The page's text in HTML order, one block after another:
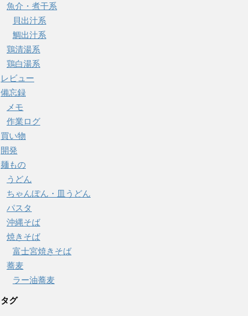
魚介・煮干系
貝出汁系
鯛出汁系
鶏清湯系
鶏白湯系
レビュー
備忘録
メモ
作業ログ
買い物
開発
麺もの
うどん
ちゃんぽん・皿うどん
パスタ
沖縄そば
焼きそば
富士宮焼きそば
蕎麦
ラー油蕎麦
タグ